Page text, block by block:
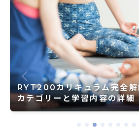
RYT200カリキュラム完全
カテゴリーと学習内容の詳細